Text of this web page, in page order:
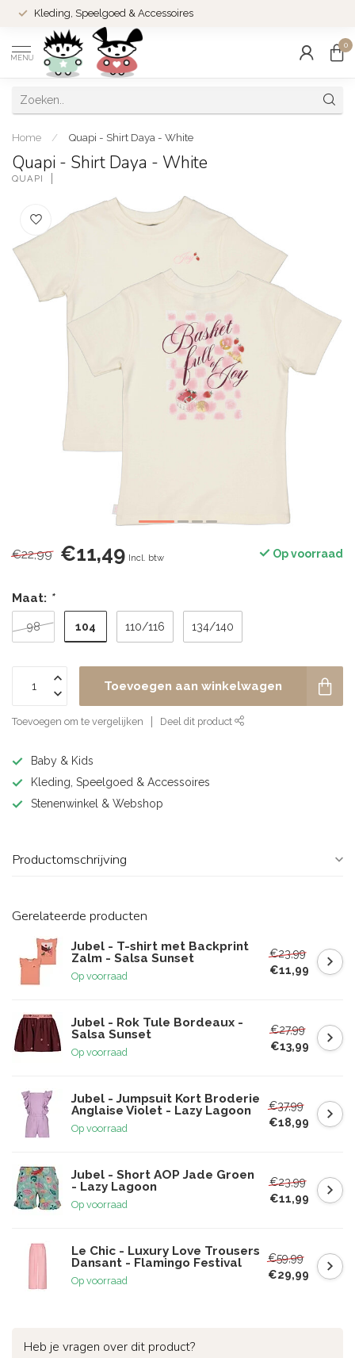
Kleding, Speelgoed & Accessoires
MENU
0
Home / Quapi - Shirt Daya - White
Quapi - Shirt Daya - White
QUAPI
€22,99 €11,49 Incl. btw Op voorraad
Maat: *
98 104 110/116 134/140
Toevoegen aan winkelwagen
Toevoegen om te vergelijken Deel dit product
Baby & Kids
Kleding, Speelgoed & Accessoires
Stenenwinkel & Webshop
Productomschrijving
Gerelateerde producten
Jubel - T-shirt met Backprint
Zalm - Salsa Sunset
Op voorraad
€23,99
€11,99
Jubel - Rok Tule Bordeaux -
Salsa Sunset
Op voorraad
€27,99
€13,99
Jubel - Jumpsuit Kort Broderie
Anglaise Violet - Lazy Lagoon
Op voorraad
€37,99
€18,99
Jubel - Short AOP Jade Groen
- Lazy Lagoon
Op voorraad
€23,99
€11,99
Le Chic - Luxury Love Trousers
Dansant - Flamingo Festival
Op voorraad
€59,99
€29,99
Heb je vragen over dit product?